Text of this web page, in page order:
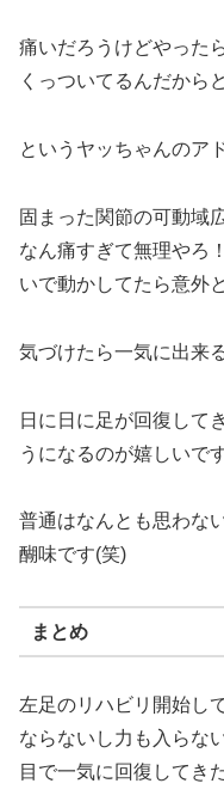
痛いだろうけどやった
くっついてるんだから
というヤッちゃんのア
固まった関節の可動域
なん痛すぎて無理やろ
いで動かしてたら意外
気づけたら一気に出来
日に日に足が回復して
うになるのが嬉しいで
普通はなんとも思わな
醐味です(笑)
まとめ
左足のリハビリ開始し
ならないし力も入らな
目で一気に回復してき